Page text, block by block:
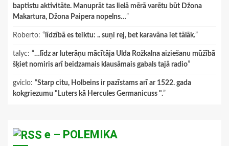
baptistu aktivitāte. Manuprāt tas lielā mērā varētu būt Džona
Makartura, Džona Paipera nopelns…”
Roberto: “ līdzībā es teiktu: .. suņi rej, bet karavāna iet tālāk.”
talyc: “…līdz ar luterāņu mācītāja Ulda Rožkalna aiziešanu mūžībā
šķiet nomiris arī beidzamais klausāmais gabals tajā radio”
gviclo: “Starp citu, Holbeins ir pazīstams arī ar 1522. gada
kokgriezumu "Luters kā Hercules Germanicuss ".”
e – POLEMIKA